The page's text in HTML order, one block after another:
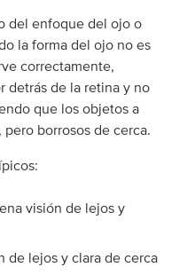
del enfoque del ojo o
la forma del ojo no es
correctamente,
detrás de la retina y no
que los objetos a
borrosos de cerca.
visión de lejos y
de lejos y clara de cerca